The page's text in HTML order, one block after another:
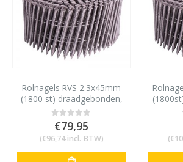
Rolnagels RVS 2.3x45mm
(1800 st) draadgebonden,
bolkop, vlakke rol.
0out of 5
€79,95
(€96,74incl. BTW) (€